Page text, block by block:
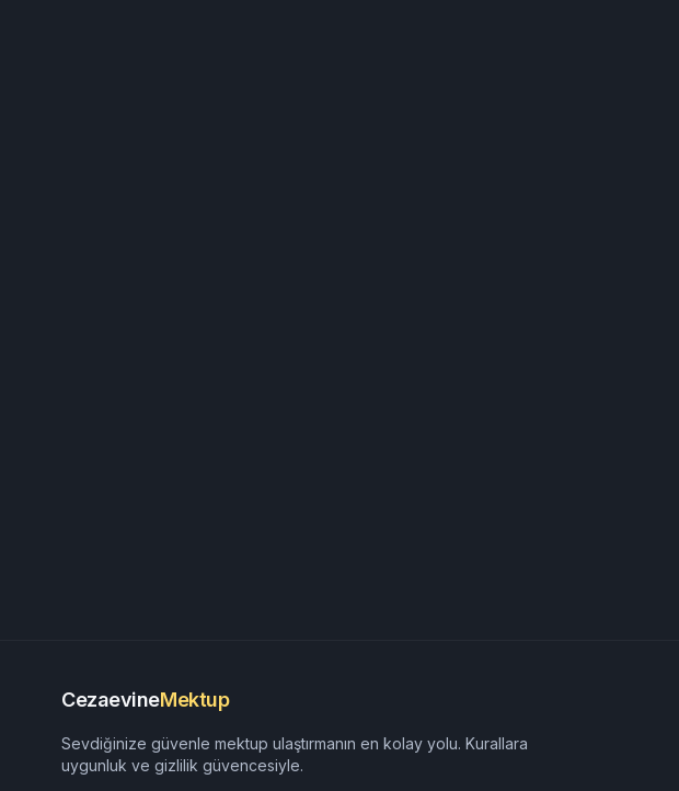
CezaevineMektup
Sevdiğinize güvenle mektup ulaştırmanın en kolay yolu. Kurallara
uygunluk ve gizlilik güvencesiyle.